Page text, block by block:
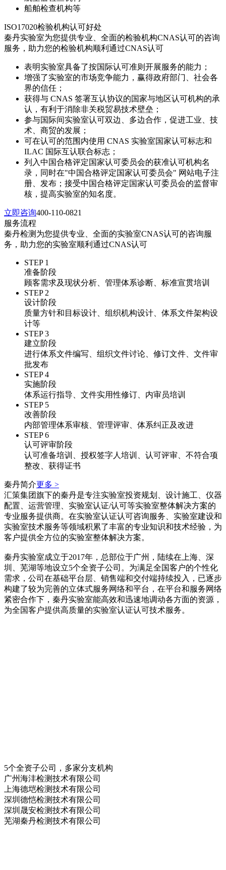
船舶检查机构等
ISO17020检验机构认可好处
秦丹实验室为您提供专业、全面的检验机构CNAS认可的咨询
服务，助力您的检验机构顺利通过CNAS认可
表明实验室具备了按国际认可准则开展服务的能力；
增强了实验室的市场竞争能力，赢得政府部门、社会各
界的信任；
获得与 CNAS 签署互认协议的国家与地区认可机构的承
认，有利于消除非关税贸易技术壁垒；
参与国际间实验室认可双边、多边合作，促进工业、技
术、商贸的发展；
可在认可的范围内使用 CNAS 实验室国家认可标志和
ILAC 国际互认联合标志；
列入中国合格评定国家认可委员会的获准认可机构名
录，同时在"中国合格评定国家认可委员会" 网站电子注
册、发布；接受中国合格评定国家认可委员会的监督审
核，提高实验室的知名度。
立即咨询400-110-0821
服务流程
秦丹检测为您提供专业、全面的实验室CNAS认可的咨询服
务，助力您的实验室顺利通过CNAS认可
STEP 1
准备阶段
顾客需求及现状分析、管理体系诊断、标准宣贯培训
STEP 2
设计阶段
质量方针和目标设计、组织机构设计、体系文件架构设
计等
STEP 3
建立阶段
进行体系文件编写、组织文件讨论、修订文件、文件审
批发布
STEP 4
实施阶段
体系运行指导、文件实用性修订、内审员培训
STEP 5
改善阶段
内部管理体系审核、管理评审、体系纠正及改进
STEP 6
认可评审阶段
认可准备培训、授权签字人培训、认可评审、不符合项
整改、获得证书
秦丹简介更多 >
汇策集团旗下的秦丹是专注实验室投资规划、设计施工、仪器
配置、运营管理、实验室认证/认可等实验室整体解决方案的
专业服务提供商。在实验室认证认可咨询服务、实验室建设和
实验室技术服务等领域积累了丰富的专业知识和技术经验，为
客户提供全方位的实验室整体解决方案。
秦丹实验室成立于2017年，总部位于广州，陆续在上海、深
圳、芜湖等地设立5个全资子公司。为满足全国客户的个性化
需求，公司在基础平台层、销售端和交付端持续投入，已逐步
构建了较为完善的立体式服务网络和平台，在平台和服务网络
紧密合作下，秦丹实验室能高效和迅速地调动各方面的资源，
为全国客户提供高质量的实验室认证认可技术服务。
5个全资子公司，多家分支机构
广州海沣检测技术有限公司
上海德垲检测技术有限公司
深圳德恺检测技术有限公司
深圳晟安检测技术有限公司
芜湖秦丹检测技术有限公司